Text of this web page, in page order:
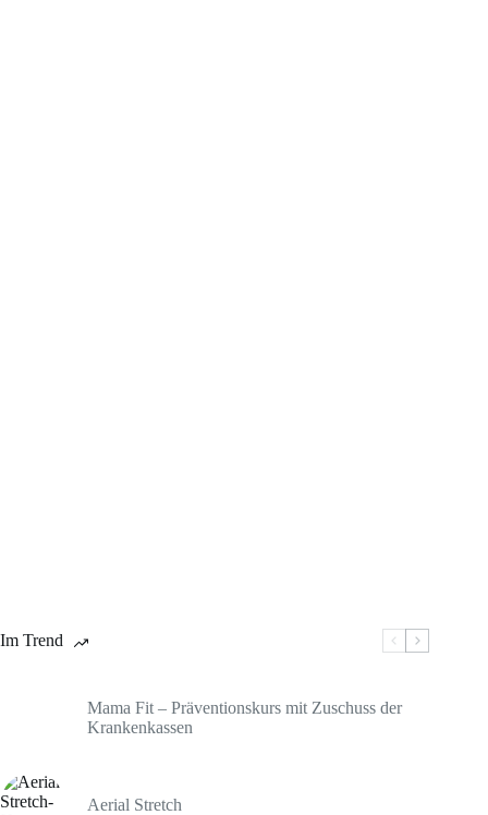
Im Trend
Mama Fit – Präventionskurs mit Zuschuss der
Krankenkassen
Aerial Stretch